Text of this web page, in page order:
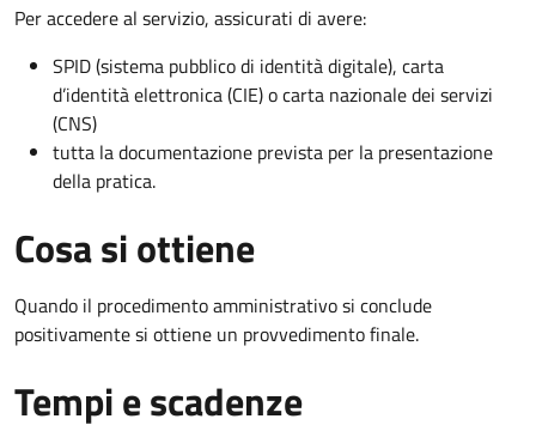
Per accedere al servizio, assicurati di avere:
SPID (sistema pubblico di identità digitale), carta
d’identità elettronica (CIE) o carta nazionale dei servizi
(CNS)
tutta la documentazione prevista per la presentazione
della pratica.
Cosa si ottiene
Quando il procedimento amministrativo si conclude
positivamente si ottiene un provvedimento finale.
Tempi e scadenze